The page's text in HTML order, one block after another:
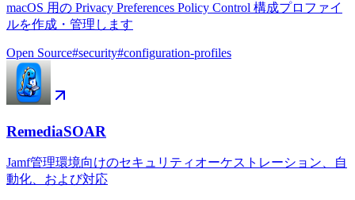
macOS 用の Privacy Preferences Policy Control 構成プロファイ
ルを作成・管理します
Open Source#security#configuration-profiles
RemediaSOAR
Jamf管理環境向けのセキュリティオーケストレーション、自
動化、および対応